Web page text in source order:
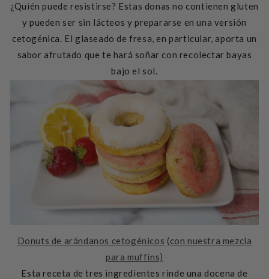
¿Quién puede resistirse? Estas donas no contienen gluten
y pueden ser sin lácteos y prepararse en una versión
cetogénica. El glaseado de fresa, en particular, aporta un
sabor afrutado que te hará soñar con recolectar bayas
bajo el sol.
Donuts de arándanos cetogénicos (con nuestra mezcla
para muffins)
Esta receta de tres ingredientes rinde una docena de